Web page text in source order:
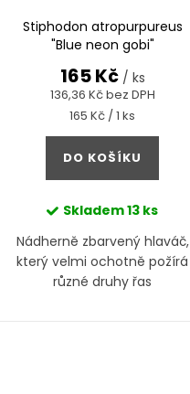
Stiphodon atropurpureus
"Blue neon gobi"
136,36 Kč bez DPH
165 Kč / ks
Měrná
cena:
165 Kč / 1 ks
DO KOŠÍKU
Skladem13 ks
Nádherně zbarvený hlaváč,
který velmi ochotně požírá
různé druhy řas